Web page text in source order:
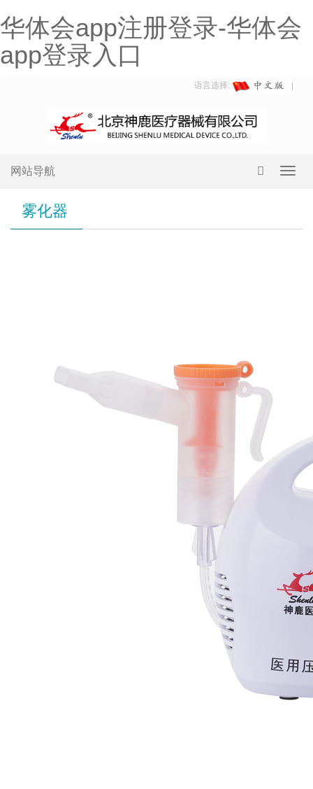
华体会app注册登录-华体会
app登录入口
语言选择:
网站导航
雾化器